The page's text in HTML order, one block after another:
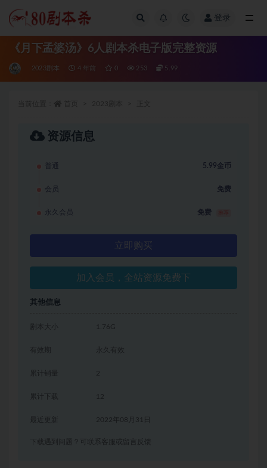
登录
《月下孟婆汤》6人剧本杀电子版完整资源
2023剧本 4 年前 0 253 5.99
资源信息
普通 5.99金币
会员 免费
永久会员 免费
立即购买
加入会员，全站资源免费下
其他信息
剧本大小 1.76G
有效期 永久有效
累计销量 2
累计下载 12
2022年08月31日
下载遇到问题？可联系客服或留言反馈